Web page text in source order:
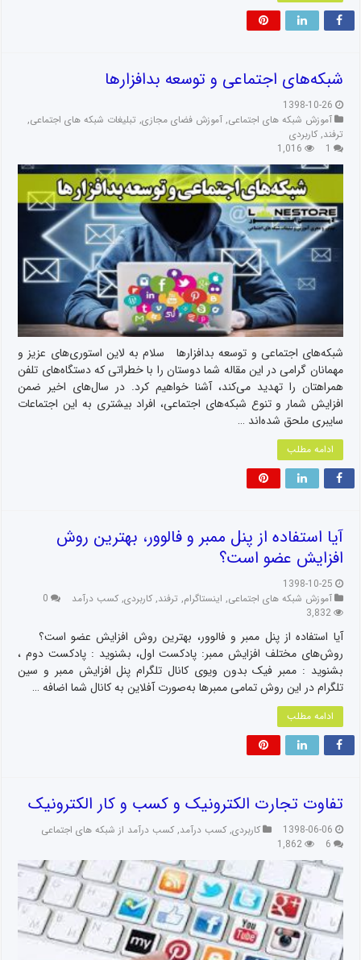
شبکه‌های اجتماعی و توسعه بدافزارها
1398-10-26
آموزش شبکه های اجتماعی, آموزش فضای مجازی, تبلیغات شبکه های اجتماعی,
ترفند, کاربردی
1
1,016
شبکه‌های اجتماعی و توسعه بدافزارها سلام به لاین استور‌ی‌های عزیز و
مهمانان گرامی در این مقاله شما دوستان را با خطراتی که دستگاه‌های تلفن
همراهتان را تهدید می‌کند، آشنا خواهیم کرد. در سال‌های اخیر ضمن
افزایش شمار و تنوع شبکه‌های اجتماعی، افراد بیشتری به این اجتماعات
سایبری ملحق شده‌اند …
ادامه مطلب
آیا استفاده از پنل ممبر و فالوور، بهترین روش
افزایش عضو است؟
1398-10-25
آموزش شبکه های اجتماعی, اینستاگرام, ترفند, کاربردی, کسب درآمد
0
3,832
آیا استفاده از پنل ممبر و فالوور، بهترین روش افزایش عضو است؟
روش‌های مختلف افزایش ممبر: پادکست اول، بشنوید : پادکست دوم ،
بشنوید : ممبر فیک بدون ویوی کانال تلگرام پنل افزایش ممبر و سین
تلگرام در این روش تمامی ممبر‌ها به‌صورت آفلاین به کانال شما اضافه …
ادامه مطلب
تفاوت تجارت الکترونیک و کسب و کار الکترونیک
1398-06-06 کاربردی, کسب درآمد, کسب درآمد از شبکه های اجتماعی
6
1,862